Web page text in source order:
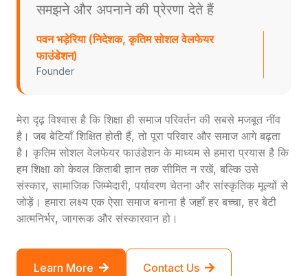
समझने और अपनाने की प्रेरणा देते हैं
पवन भड़ेरिया (निदेशक, कृतिम सोशल वेलफेयर
फाउंडेशन)
Founder
मेरा दृढ़ विश्वास है कि शिक्षा ही समाज परिवर्तन की सबसे मजबूत नींव
है। जब बेटियाँ शिक्षित होती हैं, तो पूरा परिवार और समाज आगे बढ़ता
है। कृतिम सोशल वेलफेयर फाउंडेशन के माध्यम से हमारा प्रयास है कि
हम शिक्षा को केवल किताबी ज्ञान तक सीमित न रखें, बल्कि उसे
संस्कार, सामाजिक जिम्मेदारी, पर्यावरण चेतना और सांस्कृतिक मूल्यों से
जोड़ें। हमारा लक्ष्य एक ऐसा समाज बनाना है जहाँ हर बच्चा, हर बेटी
आत्मनिर्भर, जागरूक और संस्कारवान हो।
Learn More Contact Us